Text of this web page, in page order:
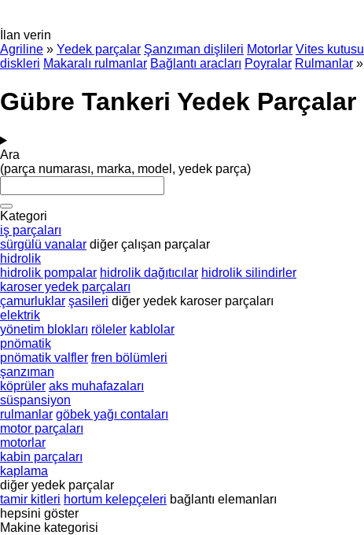
İlan verin
Agriline » Yedek parçalar Şanzıman dişlileri Motorlar Vites kutusu
diskleri Makaralı rulmanlar Bağlantı aracları Poyralar Rulmanlar »
Gübre Tankeri Yedek Parçalar
Ara
(parça numarası, marka, model, yedek parça)
Kategori
iş parçaları
sürgülü vanalar diğer çalışan parçalar
hidrolik
hidrolik pompalar hidrolik dağıtıcılar hidrolik silindirler
karoser yedek parçaları
çamurluklar şasileri diğer yedek karoser parçaları
elektrik
yönetim blokları röleler kablolar
pnömatik
pnömatik valfler fren bölümleri
şanzıman
köprüler aks muhafazaları
süspansiyon
rulmanlar göbek yağı contaları
motor parçaları
motorlar
kabin parçaları
kaplama
diğer yedek parçalar
tamir kitleri hortum kelepçeleri bağlantı elemanları
hepsini göster
Makine kategorisi